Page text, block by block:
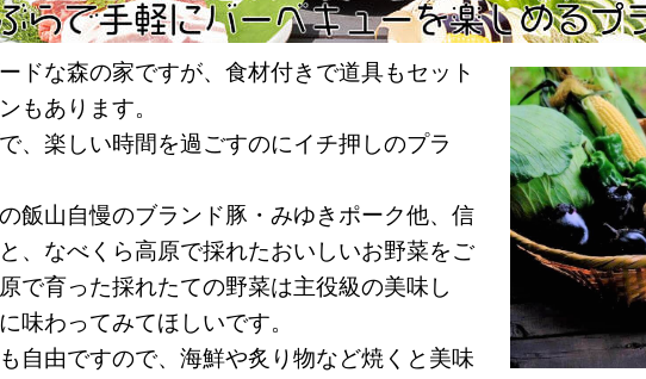
ドな森の家ですが、食材付きで道具もセット
もあります。
、楽しい時間を過ごすのにイチ押しのプラ
飯山自慢のブランド豚・みゆきポーク他、信
、なべくら高原で採れたおいしいお野菜をご
で育った採れたての野菜は主役級の美味し
味わってみてほしいです。
自由ですので、海鮮や炙り物など焼くと美味